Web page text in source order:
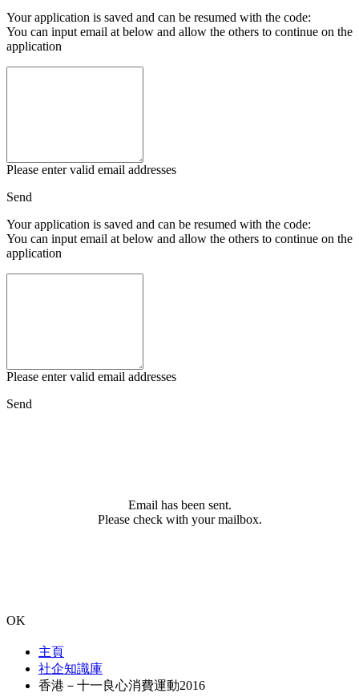
Your application is saved and can be resumed with the code:
You can input email at below and allow the others to continue on the
application
Please enter valid email addresses
Send
Your application is saved and can be resumed with the code:
You can input email at below and allow the others to continue on the
application
Please enter valid email addresses
Send
Email has been sent.
Please check with your mailbox.
OK
主頁
社企知識庫
香港－十一良心消費運動2016